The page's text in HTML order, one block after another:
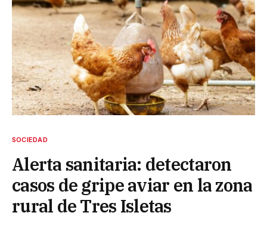
SOCIEDAD
Alerta sanitaria: detectaron
casos de gripe aviar en la zona
rural de Tres Isletas